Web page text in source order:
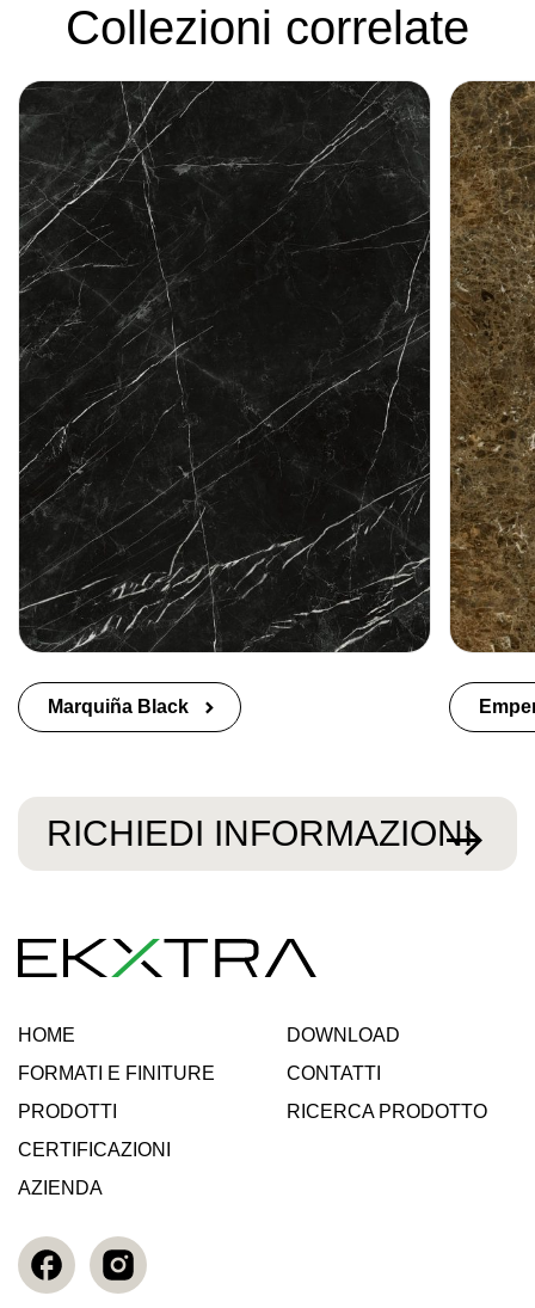
Collezioni correlate
Marquiña Black
RICHIEDI INFORMAZIONI
HOME
FORMATI E FINITURE
PRODOTTI
CERTIFICAZIONI
AZIENDA
DOWNLOAD
CONTATTI
RICERCA PRODOTTO